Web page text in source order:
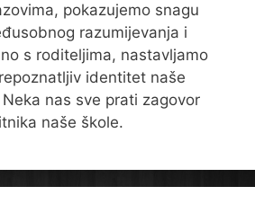
pokazujemo snagu
razumijevanja i
s roditeljima, nastavljamo
identitet naše
nas sve prati zagovor
naše škole.